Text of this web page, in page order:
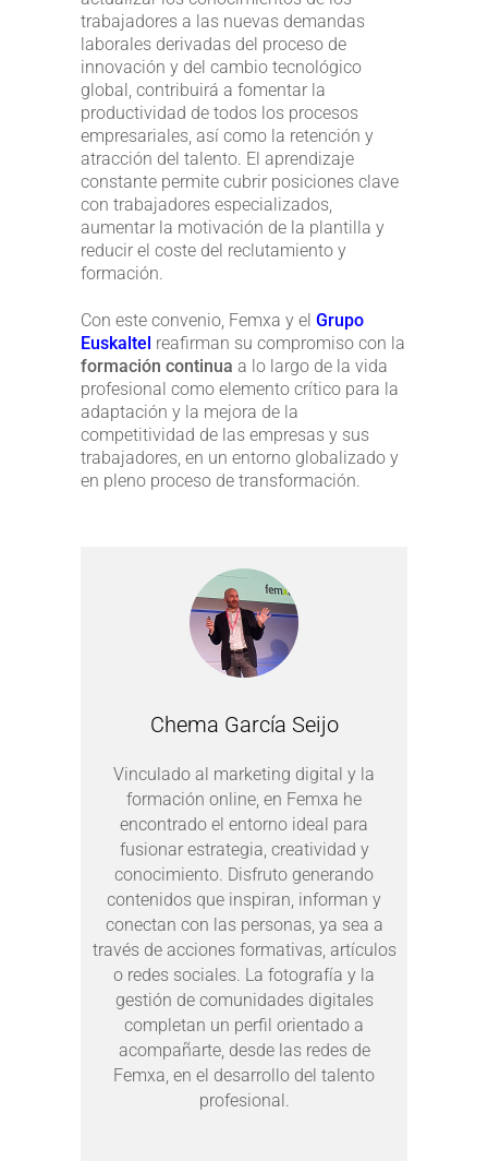
trabajadores a las nuevas demandas
laborales derivadas del proceso de
innovación y del cambio tecnológico
global, contribuirá a fomentar la
productividad de todos los procesos
empresariales, así como la retención y
atracción del talento. El aprendizaje
constante permite cubrir posiciones clave
con trabajadores especializados,
aumentar la motivación de la plantilla y
reducir el coste del reclutamiento y
formación.
Con este convenio, Femxa y el Grupo
Euskaltel reafirman su compromiso con la
formación continua a lo largo de la vida
profesional como elemento crítico para la
adaptación y la mejora de la
competitividad de las empresas y sus
trabajadores, en un entorno globalizado y
en pleno proceso de transformación.
Chema García Seijo
Vinculado al marketing digital y la
formación online, en Femxa he
encontrado el entorno ideal para
fusionar estrategia, creatividad y
conocimiento. Disfruto generando
contenidos que inspiran, informan y
conectan con las personas, ya sea a
través de acciones formativas, artículos
o redes sociales. La fotografía y la
gestión de comunidades digitales
completan un perfil orientado a
acompañarte, desde las redes de
Femxa, en el desarrollo del talento
profesional.